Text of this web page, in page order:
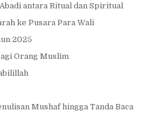
antara Ritual dan Spiritual
ke Pusara Para Wali
2025
Orang Muslim
Mushaf hingga Tanda Baca